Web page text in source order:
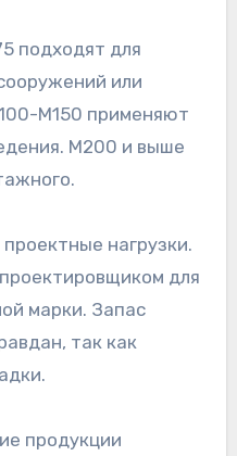
подходят для
или
М150 применяют
М200 и выше
нагрузки.
для
марки. Запас
так как
продукции